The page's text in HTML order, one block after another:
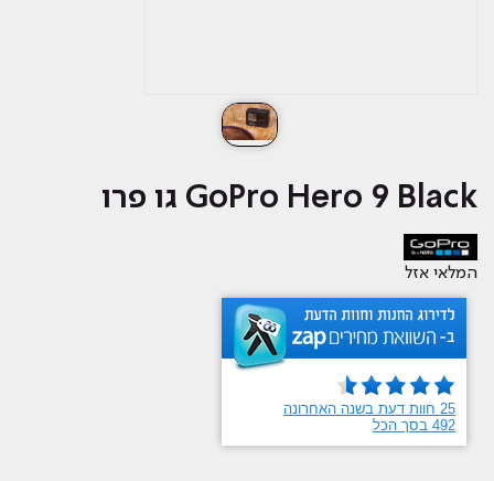
GoPro Hero 9 Black גו פרו
המלאי אזל